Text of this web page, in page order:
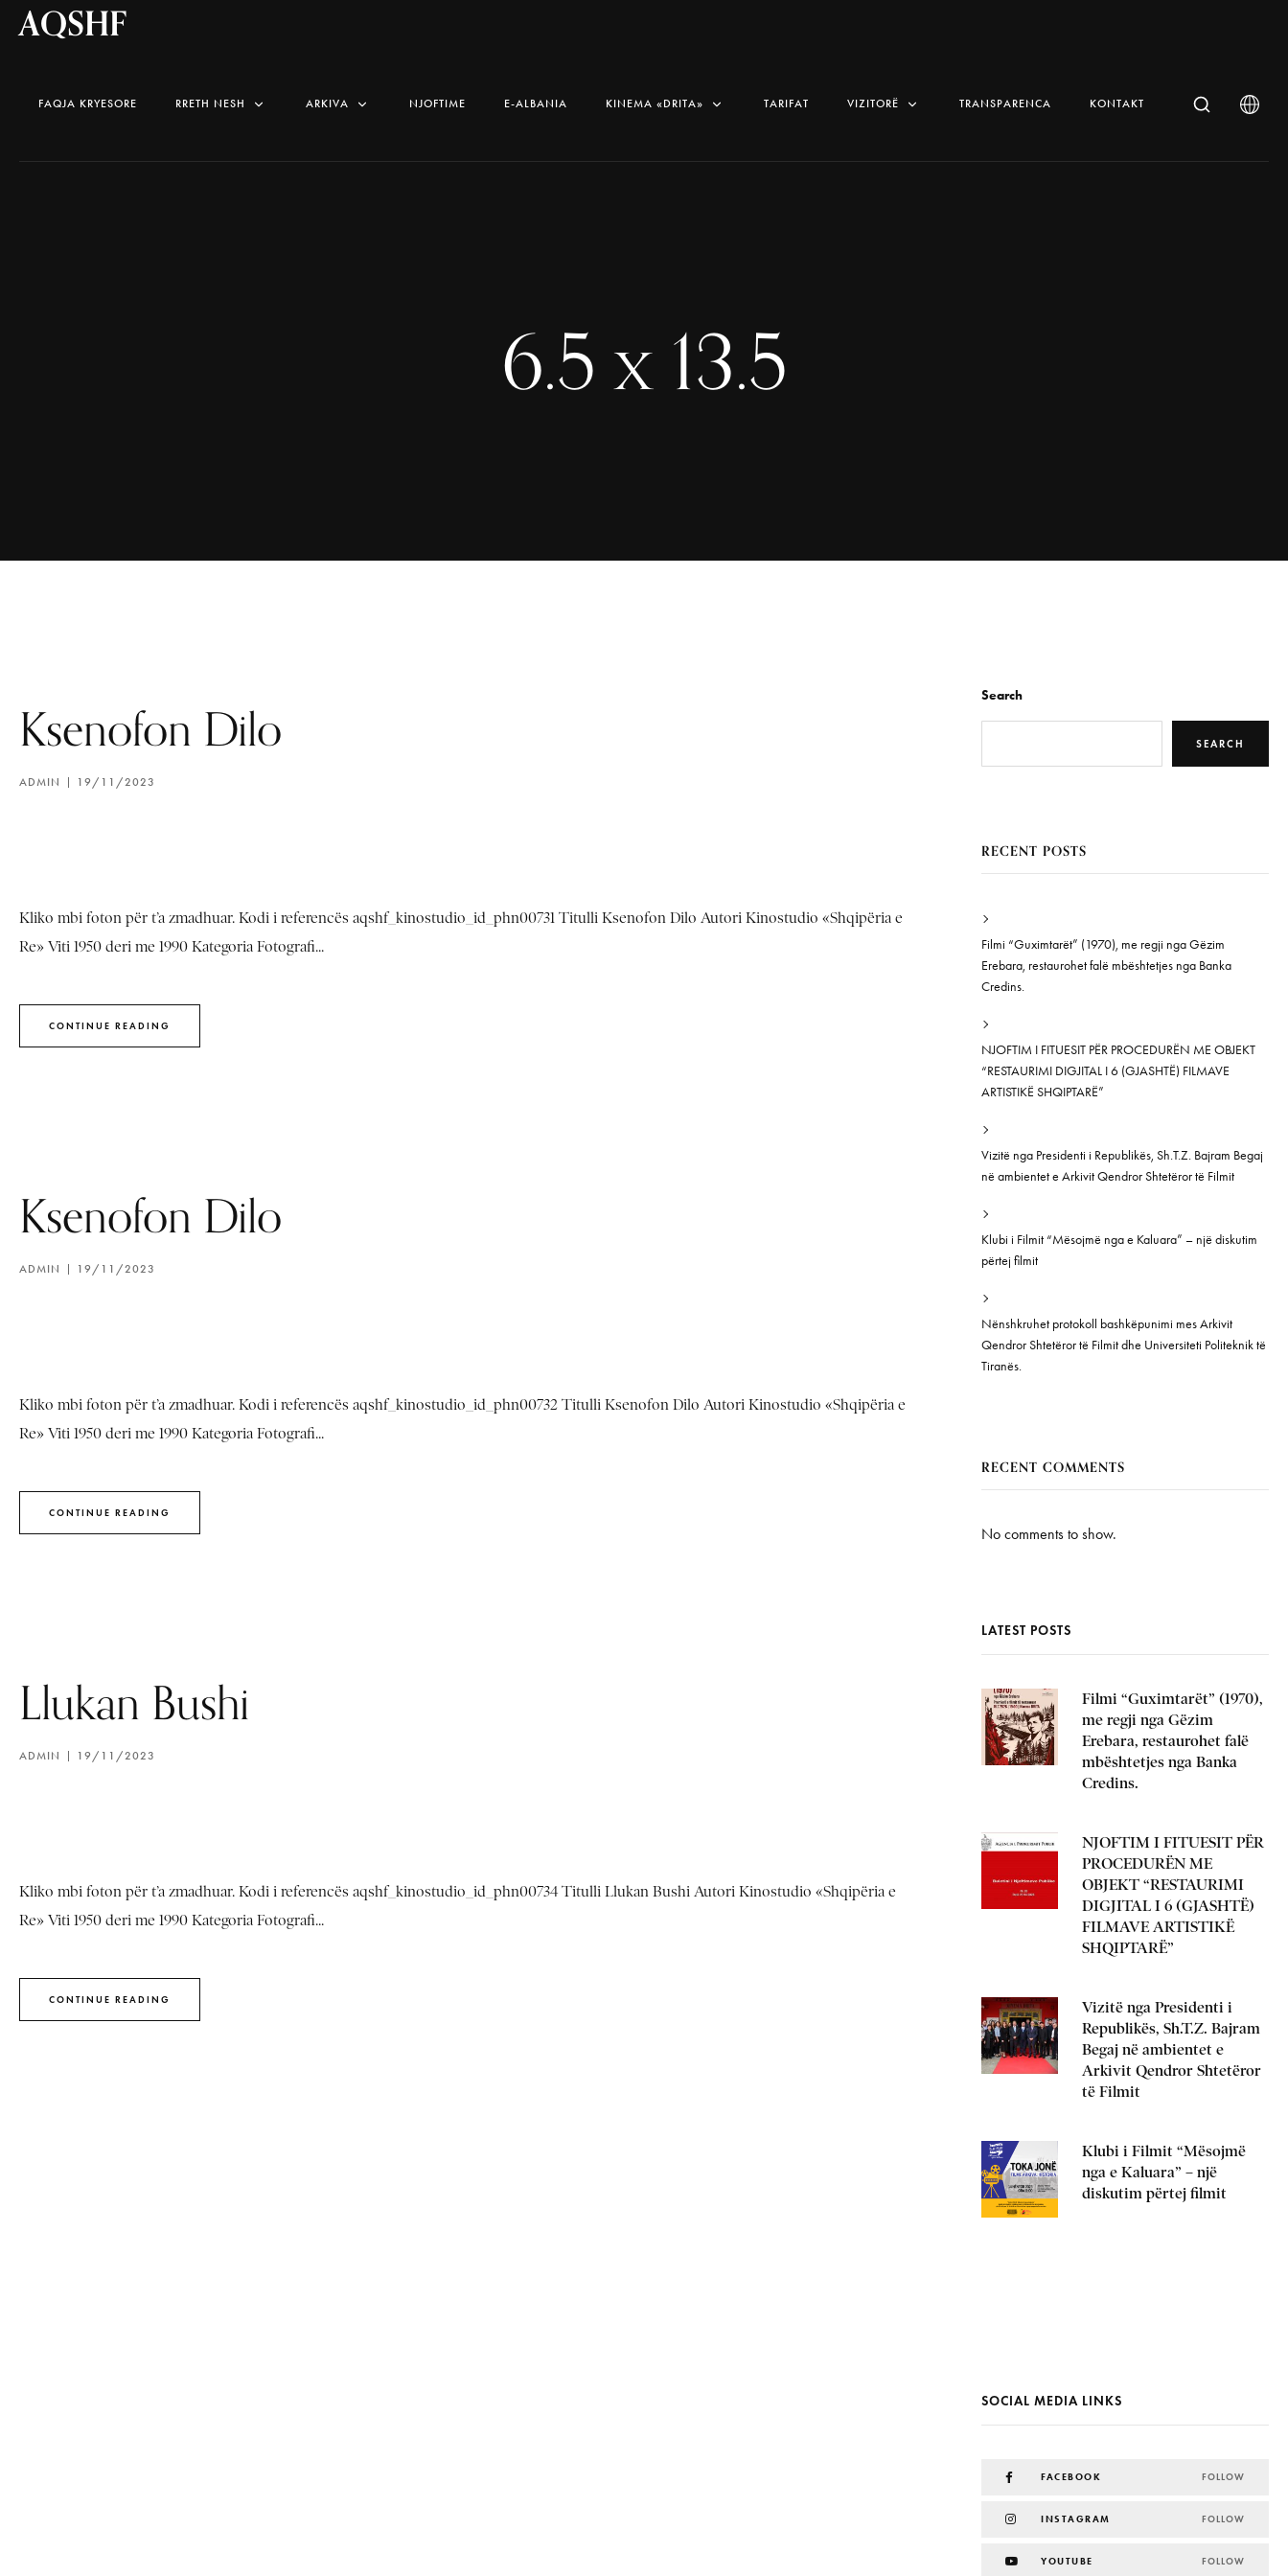
AQSHF
FAQJA KRYESORE RRETH NESH ARKIVA NJOFTIME E-ALBANIA KINEMA «DRITA» TARIFAT VIZITORË TRANSPARENCA KONTAKT
6.5 x 13.5
Ksenofon Dilo
ADMIN 19/11/2023
Kliko mbi foton për t’a zmadhuar. Kodi i referencës aqshf_kinostudio_id_phn00731 Titulli Ksenofon Dilo Autori Kinostudio «Shqipëria e
Re» Viti 1950 deri me 1990 Kategoria Fotografi...
CONTINUE READING
Ksenofon Dilo
ADMIN 19/11/2023
Kliko mbi foton për t’a zmadhuar. Kodi i referencës aqshf_kinostudio_id_phn00732 Titulli Ksenofon Dilo Autori Kinostudio «Shqipëria e
Re» Viti 1950 deri me 1990 Kategoria Fotografi...
CONTINUE READING
Llukan Bushi
ADMIN 19/11/2023
Kliko mbi foton për t’a zmadhuar. Kodi i referencës aqshf_kinostudio_id_phn00734 Titulli Llukan Bushi Autori Kinostudio «Shqipëria e
Re» Viti 1950 deri me 1990 Kategoria Fotografi...
CONTINUE READING
Search
SEARCH
RECENT POSTS
Filmi “Guximtarët” (1970), me regji nga Gëzim
Erebara, restaurohet falë mbështetjes nga Banka
Credins.
NJOFTIM I FITUESIT PËR PROCEDURËN ME OBJEKT
“RESTAURIMI DIGJITAL I 6 (GJASHTË) FILMAVE
ARTISTIKË SHQIPTARË”
Vizitë nga Presidenti i Republikës, Sh.T.Z. Bajram Begaj
në ambientet e Arkivit Qendror Shtetëror të Filmit
Klubi i Filmit “Mësojmë nga e Kaluara” – një diskutim
përtej filmit
Nënshkruhet protokoll bashkëpunimi mes Arkivit
Qendror Shtetëror të Filmit dhe Universiteti Politeknik të
Tiranës.
RECENT COMMENTS
No comments to show.
LATEST POSTS
Filmi “Guximtarët” (1970),
me regji nga Gëzim
Erebara, restaurohet falë
mbështetjes nga Banka
Credins.
NJOFTIM I FITUESIT PËR
PROCEDURËN ME
OBJEKT “RESTAURIMI
DIGJITAL I 6 (GJASHTË)
FILMAVE ARTISTIKË
SHQIPTARË”
Vizitë nga Presidenti i
Republikës, Sh.T.Z. Bajram
Begaj në ambientet e
Arkivit Qendror Shtetëror
të Filmit
Klubi i Filmit “Mësojmë
nga e Kaluara” – një
diskutim përtej filmit
SOCIAL MEDIA LINKS
FACEBOOK FOLLOW
INSTAGRAM FOLLOW
YOUTUBE FOLLOW